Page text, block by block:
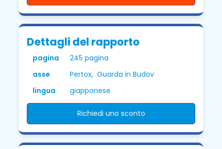
Dettagli del rapporto
pagina
245 pagina
asse
Pertox, Guarda in Budov
lingua
giapponese
Richiedi uno sconto